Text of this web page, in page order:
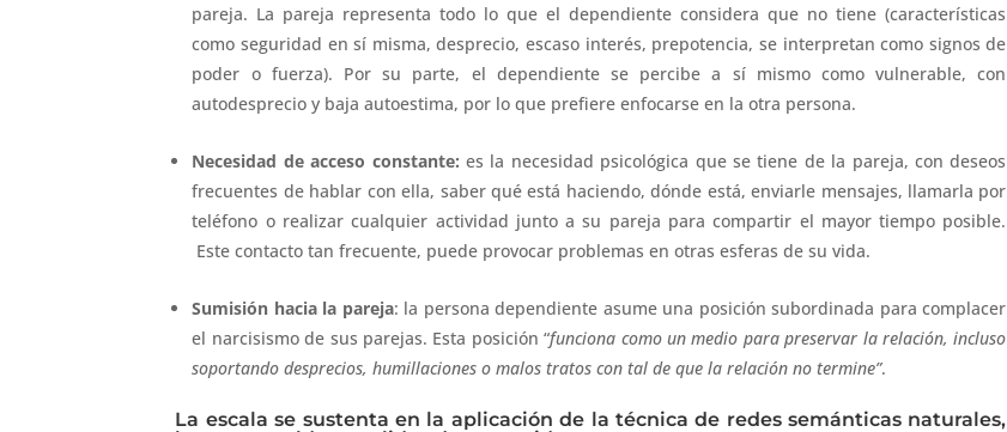
pareja. La pareja representa todo lo que el dependiente considera que no tiene (características
como seguridad en sí misma, desprecio, escaso interés, prepotencia, se interpretan como signos de
poder o fuerza). Por su parte, el dependiente se percibe a sí mismo como vulnerable, con
autodesprecio y baja autoestima, por lo que prefiere enfocarse en la otra persona.
Necesidad de acceso constante:es la necesidad psicológica que se tiene de la pareja, con deseos
frecuentes de hablar con ella, saber qué está haciendo, dónde está, enviarle mensajes, llamarla por
teléfono o realizar cualquier actividad junto a su pareja para compartir el mayor tiempo posible.
Este contacto tan frecuente, puede provocar problemas en otras esferas de su vida.
Sumisión hacia la pareja: la persona dependiente asume una posición subordinada para complacer
el narcisismo de sus parejas. Esta posición “funciona como un medio para preservar la relación, incluso
soportando desprecios, humillaciones o malos tratos con tal de que la relación no termine”.
La escala se sustenta en la aplicación de la técnica de redes semánticas naturales,